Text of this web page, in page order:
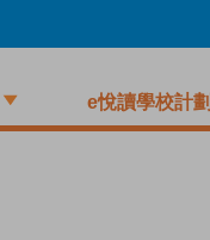
e悅讀學校計劃